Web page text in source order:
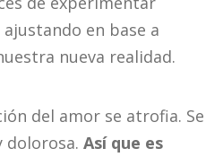
en base a
nueva realidad.
del amor se atrofia. Se
dolorosa. Así que es